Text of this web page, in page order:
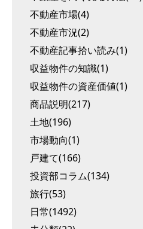
不動産市場(4)
不動産市況(2)
不動産記事拾い読み(1)
収益物件の知識(1)
収益物件の資産価値(1)
商品説明(217)
土地(196)
市場動向(1)
戸建て(166)
投資部コラム(134)
旅行(53)
日常(1492)